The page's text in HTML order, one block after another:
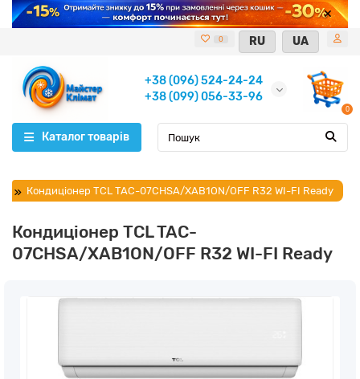
0 RU UA
+38 (096) 524-24-24
+38 (099) 056-33-96
0
Каталог товарів
Кондиціонер TCL TAC-07CHSA/XAB1ON/OFF R32 WI-FI Ready
Кондиціонер TCL TAC-
07CHSA/XAB1ON/OFF R32 WI-FI Ready